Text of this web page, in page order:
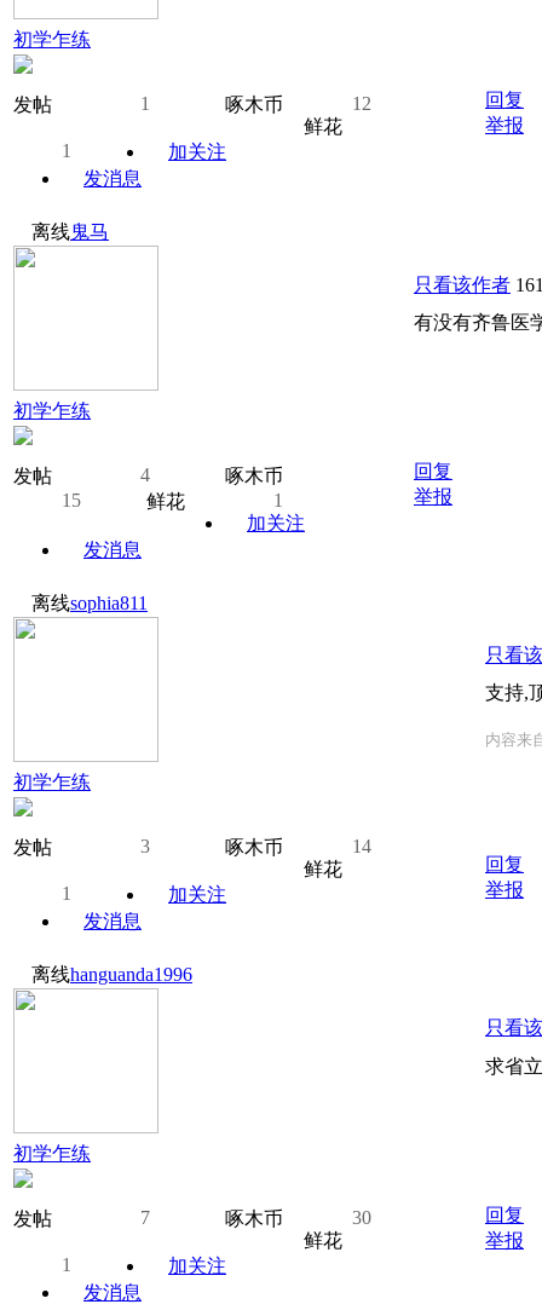
初学乍练
发帖 1 啄木币
12
鲜花
1
加关注
发消息
回复
举报
离线鬼马
初学乍练
发帖 4
啄木币
15
鲜花
1
加关注
发消息
只看该作者
有没有齐鲁医
回复
举报
离线sophia811
初学乍练
发帖 3 啄木币
14
鲜花
1
加关注
发消息
只看
支持,
内容来
回复
举报
离线hanguanda1996
初学乍练
发帖 7 啄木币
30
鲜花
1
加关注
发消息
只看
求省
回复
举报